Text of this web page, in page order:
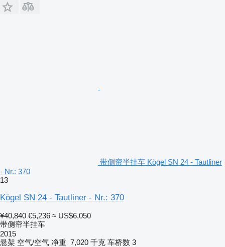
带侧帘半挂车 Kögel SN 24 - Tautliner
- Nr.: 370
13
Kögel SN 24 - Tautliner - Nr.: 370
¥40,840 €5,236 ≈ US$6,050
带侧帘半挂车
2015
悬架 空气/空气 净重 7,020 千克 车桥数 3